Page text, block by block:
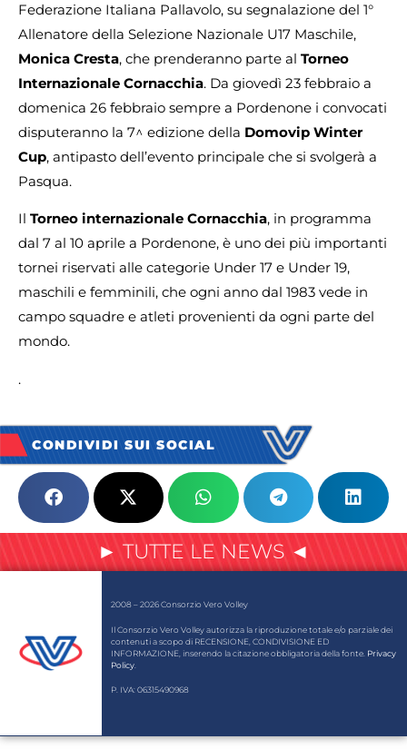
Federazione Italiana Pallavolo, su segnalazione del 1°
Allenatore della Selezione Nazionale U17 Maschile,
Monica Cresta, che prenderanno parte al Torneo
Internazionale Cornacchia. Da giovedì 23 febbraio a
domenica 26 febbraio sempre a Pordenone i convocati
disputeranno la 7^ edizione della Domovip Winter
Cup, antipasto dell’evento principale che si svolgerà a
Pasqua.
Il Torneo internazionale Cornacchia, in programma
dal 7 al 10 aprile a Pordenone, è uno dei più importanti
tornei riservati alle categorie Under 17 e Under 19,
maschili e femminili, che ogni anno dal 1983 vede in
campo squadre e atleti provenienti da ogni parte del
mondo.
.
CONDIVIDI SUI SOCIAL
► TUTTE LE NEWS ◄
2008 – 2026 Consorzio Vero Volley
Il Consorzio Vero Volley autorizza la riproduzione totale e/o parziale dei
contenuti a scopo di RECENSIONE, CONDIVISIONE ED
INFORMAZIONE, inserendo la citazione obbligatoria della fonte. Privacy
Policy
P. IVA: 06315490968